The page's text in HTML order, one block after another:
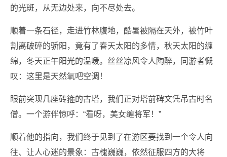
的光斑，从无边处来，向不尽处去。
顺着一条石径，走进竹林腹地，酷暑被隔在天外，被竹叶
割离破碎的骄阳，竟有了春天太阳的多情，秋天太阳的缠
绵，冬天正午阳光的温暖。丝丝凉风令人陶醉，同游者慨
叹：这里是天然氧吧空调！
眼前突现几座砖箍的古塔，我们正对塔前碑文凭吊古时名
僧。一个游伴惊呼：“看呀，美女缠将军！”
顺着他的指向，我们终于见到了在游区要找到一个令人向
往、让人心迷的景象：古槐巍巍，依然征服四方的大将